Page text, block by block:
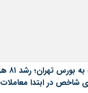
شوک به
شاخص در ابتدا معاملات